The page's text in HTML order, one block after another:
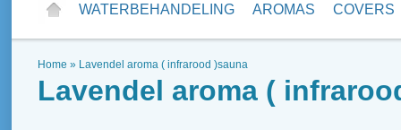
WATERBEHANDELING AROMAS COVERS
Home » Lavendel aroma ( infrarood )sauna
Lavendel aroma (